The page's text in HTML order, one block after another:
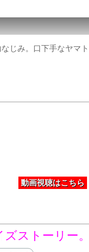
じみ。口下手なヤマ
動画視聴はこちら
ストーリー。